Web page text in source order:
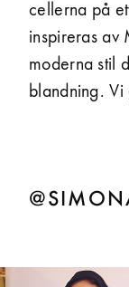
cellerna på
inspireras av
moderna stil
blandning. Vi